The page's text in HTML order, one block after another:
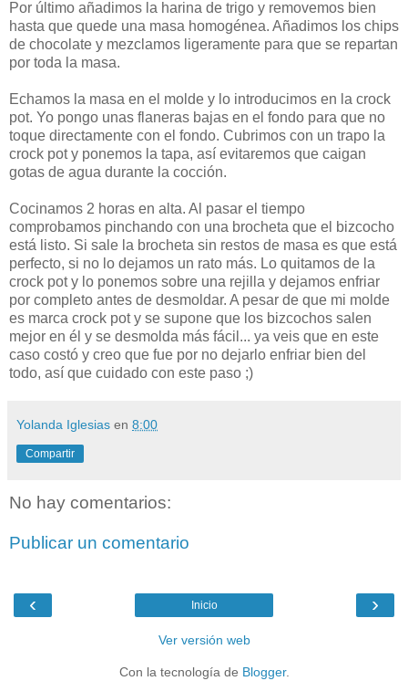
Por último añadimos la harina de trigo y removemos bien
hasta que quede una masa homogénea. Añadimos los chips
de chocolate y mezclamos ligeramente para que se repartan
por toda la masa.
Echamos la masa en el molde y lo introducimos en la crock
pot. Yo pongo unas flaneras bajas en el fondo para que no
toque directamente con el fondo. Cubrimos con un trapo la
crock pot y ponemos la tapa, así evitaremos que caigan
gotas de agua durante la cocción.
Cocinamos 2 horas en alta. Al pasar el tiempo
comprobamos pinchando con una brocheta que el bizcocho
está listo. Si sale la brocheta sin restos de masa es que está
perfecto, si no lo dejamos un rato más. Lo quitamos de la
crock pot y lo ponemos sobre una rejilla y dejamos enfriar
por completo antes de desmoldar. A pesar de que mi molde
es marca crock pot y se supone que los bizcochos salen
mejor en él y se desmolda más fácil... ya veis que en este
caso costó y creo que fue por no dejarlo enfriar bien del
todo, así que cuidado con este paso ;)
Yolanda Iglesias en 8:00
Compartir
No hay comentarios:
Publicar un comentario
‹ ›
Inicio
Ver versión web
Con la tecnología de Blogger.